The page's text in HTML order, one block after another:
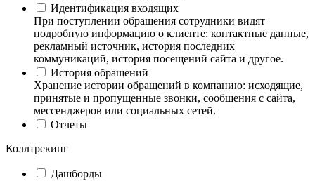
Идентификация входящих
При поступлении обращения сотрудники видят
подробную информацию о клиенте: контактные данные,
рекламный источник, история последних
коммуникаций, история посещений сайта и другое.
История обращений
Хранение истории обращений в компанию: исходящие,
принятые и пропущенные звонки, сообщения с сайта,
мессенджеров или социальных сетей.
Отчеты
Коллтрекинг
Дашборды